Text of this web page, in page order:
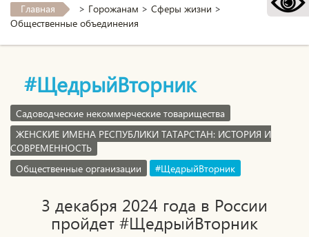
Главная > Горожанам > Сферы жизни >
Общественные объединения
#ЩедрыйВторник
Садоводческие некоммерческие товарищества
ЖЕНСКИЕ ИМЕНА РЕСПУБЛИКИ ТАТАРСТАН: ИСТОРИЯ И
СОВРЕМЕННОСТЬ
Общественные организации
#ЩедрыйВторник
3 декабря 2024 года в России
пройдет #ЩедрыйВторник